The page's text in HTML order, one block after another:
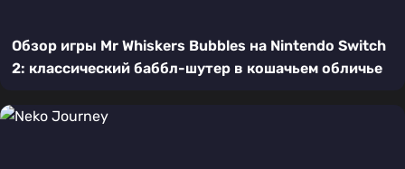
Обзор игры Mr Whiskers Bubbles на Nintendo Switch
2: классический баббл-шутер в кошачьем обличье